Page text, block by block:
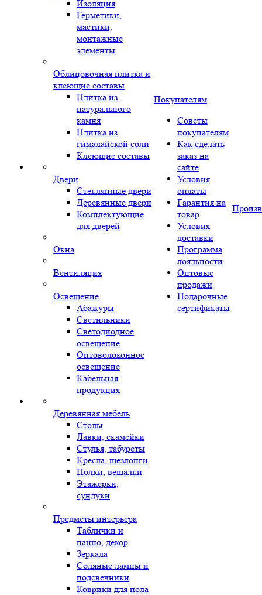
Изоляция
Герметики,
мастики,
монтажные
элементы
Облицовочная плитка и
клеющие составы
Плитка из
натурального
камня
Плитка из
гималайской соли
Клеющие составы
Двери
Стеклянные двери
Деревянные двери
Комплектующие
для дверей
Окна
Вентиляция
Освещение
Абажуры
Светильники
Светодиодное
освещение
Оптоволоконное
освещение
Кабельная
продукция
Деревянная мебель
Столы
Лавки, скамейки
Стулья, табуреты
Кресла, шезлонги
Полки, вешалки
Этажерки,
сундуки
Предметы интерьера
Таблички и
панно, декор
Зеркала
Соляные лампы и
подсвечники
Коврики для пола
Покупателям
Советы
покупателям
Как сделать
заказ на
сайте
Условия
оплаты
Гарантия на
товар
Условия
доставки
Программа
лояльности
Оптовые
продажи
Подарочные
сертификаты